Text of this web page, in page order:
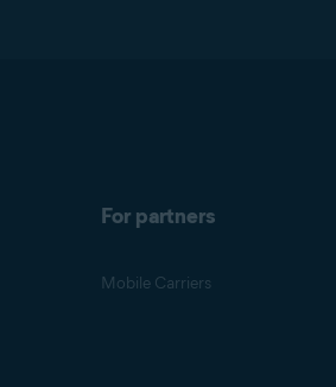
For partners
Mobile Carriers